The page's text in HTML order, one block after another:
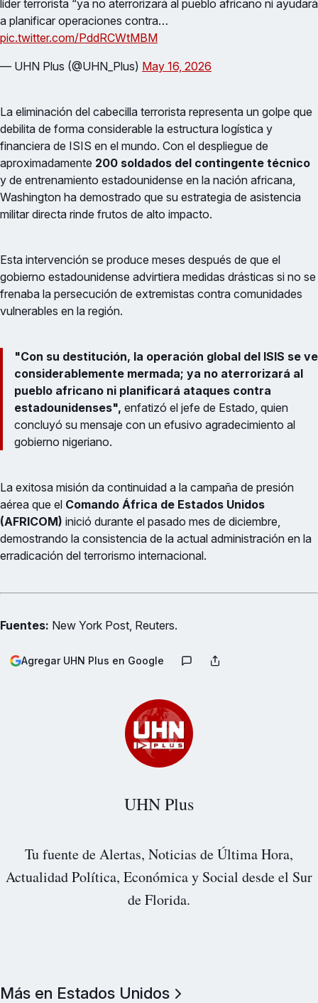
líder terrorista “ya no aterrorizará al pueblo africano ni ayudará
a planificar operaciones contra…
pic.twitter.com/PddRCWtMBM
— UHN Plus (@UHN_Plus) May 16, 2026
La eliminación del cabecilla terrorista representa un golpe que
debilita de forma considerable la estructura logística y
financiera de ISIS en el mundo. Con el despliegue de
aproximadamente 200 soldados del contingente técnico
y de entrenamiento estadounidense en la nación africana,
Washington ha demostrado que su estrategia de asistencia
militar directa rinde frutos de alto impacto.
Esta intervención se produce meses después de que el
gobierno estadounidense advirtiera medidas drásticas si no se
frenaba la persecución de extremistas contra comunidades
vulnerables en la región.
"Con su destitución, la operación global del ISIS se ve
considerablemente mermada; ya no aterrorizará al
pueblo africano ni planificará ataques contra
estadounidenses", enfatizó el jefe de Estado, quien
concluyó su mensaje con un efusivo agradecimiento al
gobierno nigeriano.
La exitosa misión da continuidad a la campaña de presión
aérea que el Comando África de Estados Unidos
(AFRICOM) inició durante el pasado mes de diciembre,
demostrando la consistencia de la actual administración en la
erradicación del terrorismo internacional.
Fuentes: New York Post, Reuters.
Agregar UHN Plus en Google
UHN Plus
Tu fuente de Alertas, Noticias de Última Hora,
Actualidad Política, Económica y Social desde el Sur
de Florida.
Más en Estados Unidos